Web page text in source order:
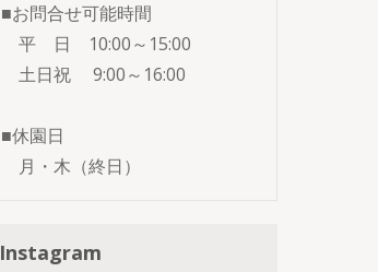
■お問合せ可能時間
平 日 10:00～15:00
土日祝 9:00～16:00
■休園日
月・木（終日）
Instagram